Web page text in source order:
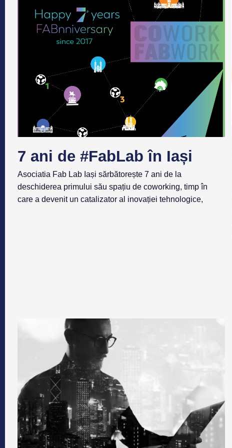
7 ani de #FabLab în Iași
Asociatia Fab Lab Iași sărbătorește 7 ani de la
deschiderea primului său spațiu de coworking, timp în
care a devenit un catalizator al inovației tehnologice,